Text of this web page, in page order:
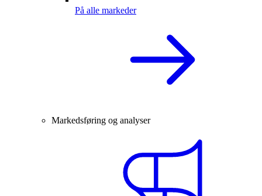
På alle markeder
Markedsføring og analyser